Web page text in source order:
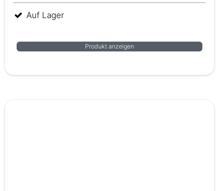
Auf Lager
Produkt anzeigen